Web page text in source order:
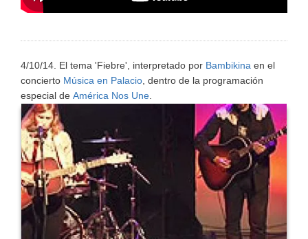
4/10/14. El tema 'Fiebre', interpretado por Bambikina en el
concierto Música en Palacio , dentro de la programación
especial de América Nos Une